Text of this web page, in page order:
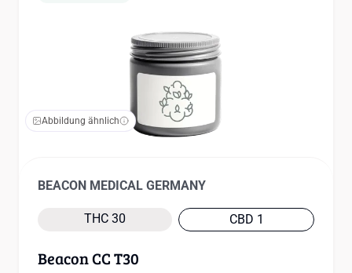
Abbildung ähnlich
BEACON MEDICAL GERMANY
THC 30 CBD 1
Beacon CC T30